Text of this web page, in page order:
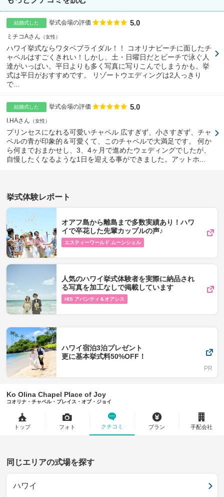
結婚式した 挙式会場の評価 点数
5.0
ミチコAさん 女性
ハワイ挙式ならワタベブライダル！！ コオリナビーチに面したチ
ャペルはすごくきれい！しかし、土・日曜日だとビーチで泳ぐ人
達がいっぱい。平日よりも多く写真に写りこんでしまうかも。挙
式は平日がおすすめです。 リゾートウエディングは2人っきり
で...
結婚式した 挙式会場の評価 点数
5.0
I.HAさん 女性
プリンセスになれる可愛いチャペル 広すぎず、小さすぎず、チャ
ペルの青が印象的＆可愛くて、このチャペルで大満足です。 何か
ら何までおまかせし、3、4ヶ月で進めたウェディングでしたが、
自慢したくなるような1日を迎える事ができました。アットホ...
挙式体験レポート
オアフ島から離島まで多数実績あり！ハワ
イで卒花した先輩カップルの声♪
エスティーワールド ムーンシェル
人気のハワイ挙式体験者を実際に納品され
る写真を加工なしで掲載しています
HIS アバンティ＆オアシス
ハワイ宿泊3泊プレゼント
更に基本挙式料50%OFF！
Ko Olina Chapel Place of Joy
コオリナ・チャペル・プレイス・オブ・ジョイ
トップ フォト クチコミ プラン 手配会社
同じエリアの式場を探す
ハワイ